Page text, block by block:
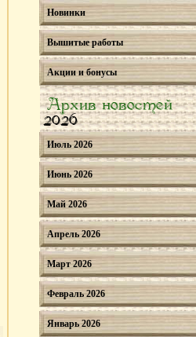
Новинки
Вышитые работы
Акции и бонусы
Архив новостей
2026
Июль 2026
Июнь 2026
Май 2026
Апрель 2026
Март 2026
Февраль 2026
Январь 2026